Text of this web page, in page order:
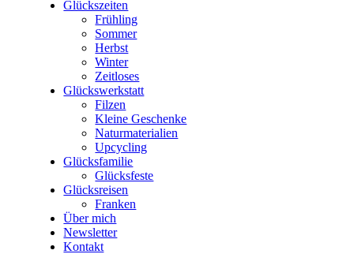
Glückszeiten
Frühling
Sommer
Herbst
Winter
Zeitloses
Glückswerkstatt
Filzen
Kleine Geschenke
Naturmaterialien
Upcycling
Glücksfamilie
Glücksfeste
Glücksreisen
Franken
Über mich
Newsletter
Kontakt